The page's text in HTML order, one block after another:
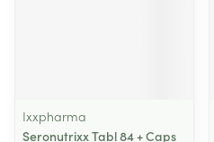
Ixxpharma
Seronutrixx Tabl 84 + Caps